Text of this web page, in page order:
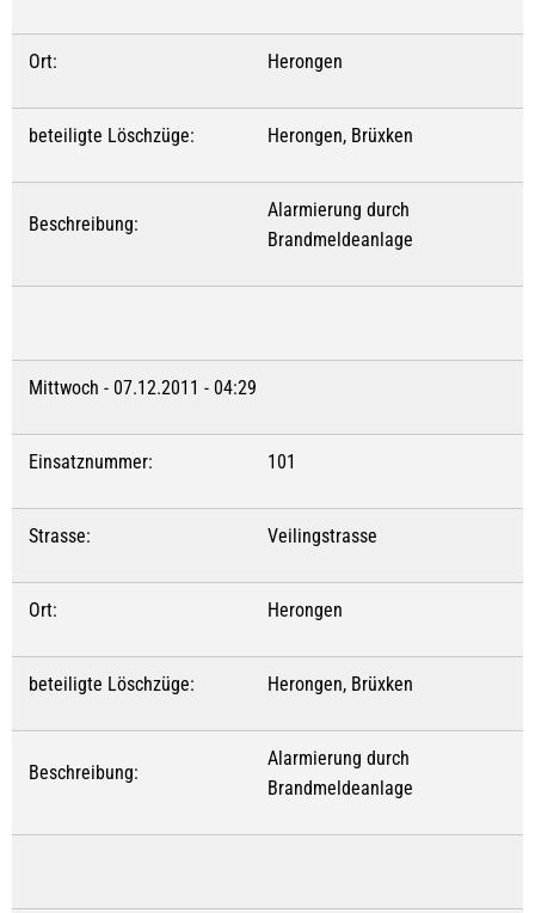
Ort: Herongen
beteiligte Löschzüge: Herongen, Brüxken
Beschreibung:
Alarmierung durch
Brandmeldeanlage
Mittwoch - 07.12.2011 - 04:29
Einsatznummer: 101
Strasse: Veilingstrasse
Ort: Herongen
beteiligte Löschzüge: Herongen, Brüxken
Beschreibung:
Alarmierung durch
Brandmeldeanlage